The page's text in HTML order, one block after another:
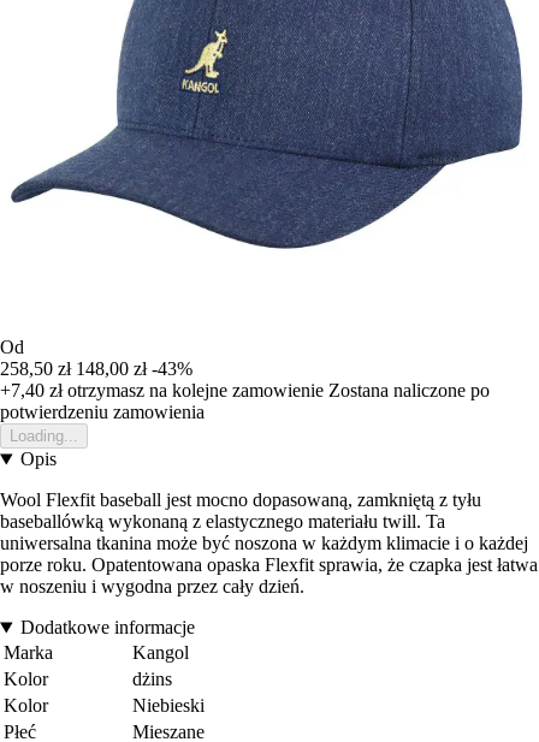
Od
258,50 zł 148,00 zł -43%
+7,40 złotrzymasz na kolejne zamowienie Zostana naliczone po
potwierdzeniu zamowienia
Loading...
Opis
Wool Flexfit baseball jest mocno dopasowaną, zamkniętą z tyłu
baseballówką wykonaną z elastycznego materiału twill. Ta
uniwersalna tkanina może być noszona w każdym klimacie i o każdej
porze roku. Opatentowana opaska Flexfit sprawia, że czapka jest łatwa
w noszeniu i wygodna przez cały dzień.
Dodatkowe informacje
Marka
Kangol
Kolor
dżins
Kolor
Niebieski
Płeć
Mieszane